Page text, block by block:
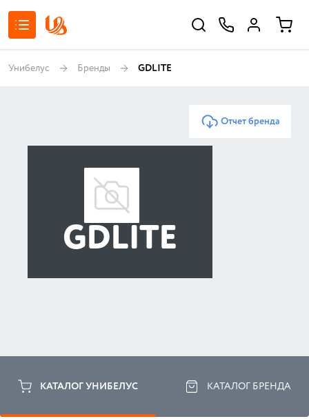
Унибелус Бренды GDLITE
Отчет бренда
GDLITE
КАТАЛОГ УНИБЕЛУС КАТАЛОГ БРЕНДА